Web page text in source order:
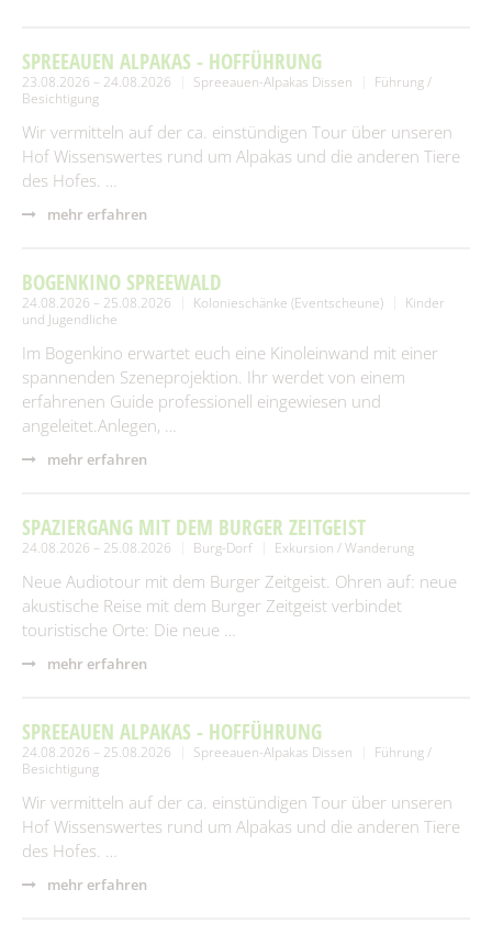
SPREEAUEN ALPAKAS - HOFFÜHRUNG
23.08.2026 – 24.08.2026 Spreeauen-Alpakas Dissen
Führung /
Besichtigung
Wir vermitteln auf der ca. einstündigen Tour über unseren
Hof Wissenswertes rund um Alpakas und die anderen Tiere
des Hofes. …
mehr erfahren
BOGENKINO SPREEWALD
24.08.2026 – 25.08.2026 Kolonieschänke (Eventscheune)
Kinder
und Jugendliche
Im Bogenkino erwartet euch eine Kinoleinwand mit einer
spannenden Szeneprojektion. Ihr werdet von einem
erfahrenen Guide professionell eingewiesen und
angeleitet.Anlegen, …
mehr erfahren
SPAZIERGANG MIT DEM BURGER ZEITGEIST
24.08.2026 – 25.08.2026 Burg-Dorf Exkursion / Wanderung
Neue Audiotour mit dem Burger Zeitgeist. Ohren auf: neue
akustische Reise mit dem Burger Zeitgeist verbindet
touristische Orte: Die neue …
mehr erfahren
SPREEAUEN ALPAKAS - HOFFÜHRUNG
24.08.2026 – 25.08.2026 Spreeauen-Alpakas Dissen
Führung /
Besichtigung
Wir vermitteln auf der ca. einstündigen Tour über unseren
Hof Wissenswertes rund um Alpakas und die anderen Tiere
des Hofes. …
mehr erfahren